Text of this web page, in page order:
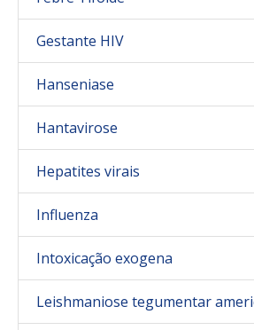
Gestante HIV
Hanseniase
Hantavirose
Hepatites virais
Influenza
Intoxicação exogena
Leishmaniose tegumentar